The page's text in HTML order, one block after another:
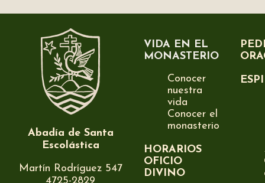
Abadía de Santa
Escolástica
Martín Rodríguez 547
VIDA EN EL
MONASTERIO
Conocer
nuestra
vida
Conocer el
monasterio
HORARIOS
OFICIO
DIVINO